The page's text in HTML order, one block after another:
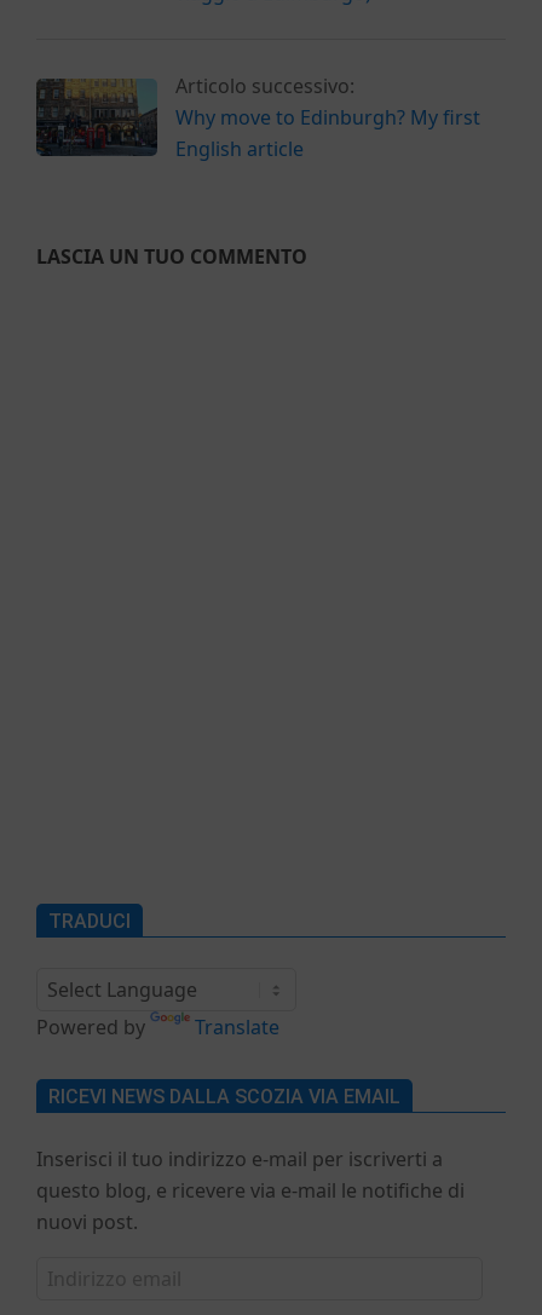
Articolo successivo:
Why move to Edinburgh? My first
English article
LASCIA UN TUO COMMENTO
TRADUCI
Powered by Translate
RICEVI NEWS DALLA SCOZIA VIA EMAIL
Inserisci il tuo indirizzo e-mail per iscriverti a
questo blog, e ricevere via e-mail le notifiche di
nuovi post.